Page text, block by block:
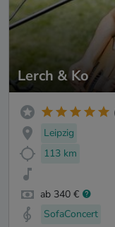
Lerch & Ko
Leipzig
113 km
ab 340 €
SofaConcert